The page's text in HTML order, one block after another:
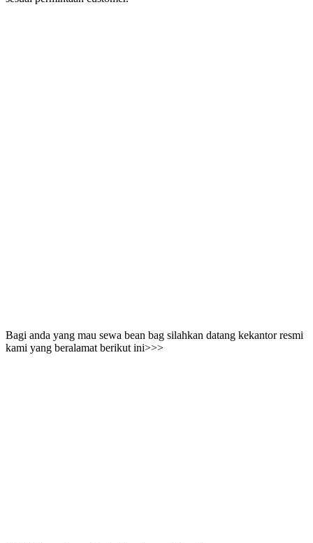
Bagi anda yang mau sewa bean bag silahkan datang kekantor resmi
kami yang beralamat berikut ini>>>